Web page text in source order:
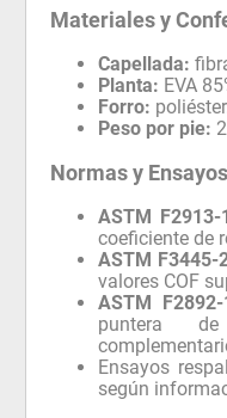
Materiales y
Capellada:
Planta: EVA
Forro:
Peso por pie:
Normas y Ensayos
ASTM F2913-
coeficiente de
ASTM F3445-
valores COF
ASTM F2892-
puntera
Ensayos
según